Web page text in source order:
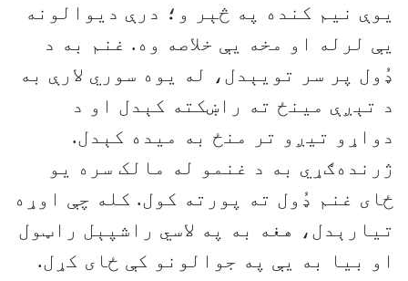
یوې نیم کنده په څېر و؛ درې دیوالونه
یې لرله او مخه یې خلاصه وه. غنم به د
ډُول پر سر تویېدل، له یوه سوري لارې به
د تېږې مینځ ته راښکته کېدل او د
دواړو تیږو تر منځ به میده کېدل.
ژرنده‌ګړي به د غنمو له مالک سره یو
ځای غنم ډُول ته پورته کول. کله چې اوړه
تیارېدل، هغه به په لاسي راشپېل راټول
او بیا به یې په جوالونو کې ځای کړل.